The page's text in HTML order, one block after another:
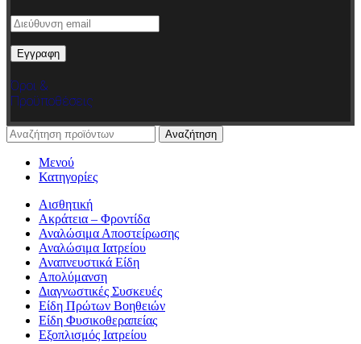
Όροι &
Προϋποθέσεις
Αναζήτηση
Μενού
Κατηγορίες
Αισθητική
Ακράτεια – Φροντίδα
Αναλώσιμα Αποστείρωσης
Αναλώσιμα Ιατρείου
Αναπνευστικά Είδη
Απολύμανση
Διαγνωστικές Συσκευές
Είδη Πρώτων Βοηθειών
Είδη Φυσικοθεραπείας
Εξοπλισμός Ιατρείου